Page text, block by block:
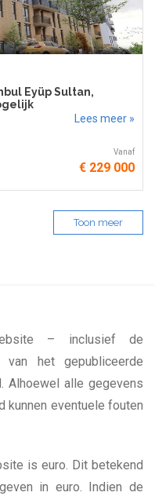
Eyüp Sultan,
Lees meer »
Vanaf
€ 229 000
Toon meer
– inclusief de
het gepubliceerde
Alhoewel alle gegevens
kunnen eventuele fouten
is euro. Dit betekend
in euro. Indien de